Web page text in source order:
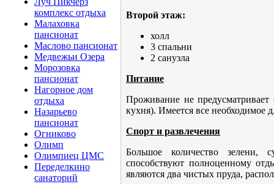
комплекс отдыха
Малаховка
пансионат
Маслово пансионат
Медвежьи Озера
Морозовка
пансионат
Нагорное дом
отдыха
Назарьево
пансионат
Огниково
Олимп
Олимпиец ЦМС
Переделкино
санаторий
Второй этаж:
холл
3 спальни
2 санузла
Питание
Проживание не
кухня). Имеется все необходимое
Спорт и развлечения
Большое количество зелени,
способствуют полноценному
являются два чистых пруда,